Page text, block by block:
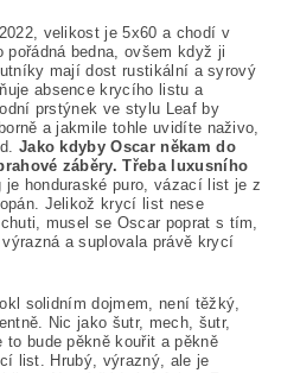
velikost je 5x60 a chodí v
pořádná bedna, ovšem když ji
mají dost rustikální a syrový
absence krycího listu a
prstýnek ve stylu Leaf by
a jakmile tohle uvidíte naživo,
Jako kdyby Oscar někam do
záběry. Třeba luxusního
je honduraské puro, vázací list je z
Jelikož krycí list nese
musel se Oscar poprat s tím,
a suplovala právě krycí
solidním dojmem, není těžký,
Nic jako šutr, mech, šutr,
bude pěkně kouřit a pěkně
list. Hrubý, výrazný, ale je